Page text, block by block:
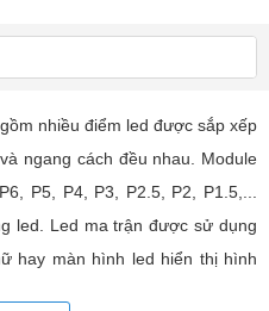
nhiều điểm led được sắp xếp
ngang cách đều nhau. Module
P5, P4, P3, P2.5, P2, P1.5,...
led. Led ma trận được sử dụng
hay màn hình led hiển thị hình